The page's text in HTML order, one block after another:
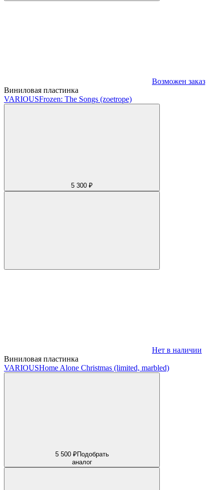
Возможен заказ
Виниловая пластинка
VARIOUSFrozen: The Songs (zoetrope)
5 300 ₽
Нет в наличии
Виниловая пластинка
VARIOUSHome Alone Christmas (limited, marbled)
5 500 ₽Подобрать
аналог